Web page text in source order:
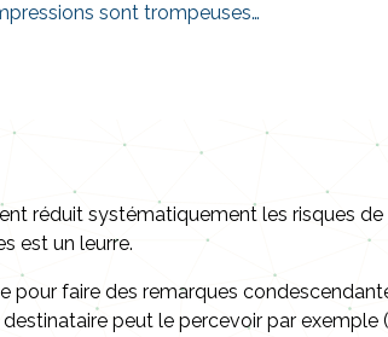
sont trompeuses…
réduit systématiquement les risques de
est un leurre.
pour faire des remarques
peut le percevoir par exemple